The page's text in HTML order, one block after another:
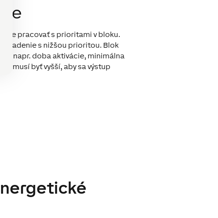
pracovať s prioritami v bloku.
s nižšou prioritou. Blok
napr. doba aktivácie, minimálna
musí byť vyšší, aby sa výstup